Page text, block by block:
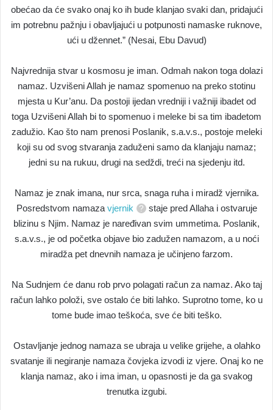
obećao da će svako onaj ko ih bude klanjao svaki dan, pridajući
im potrebnu pažnju i obavljajući u potpunosti namaske ruknove,
ući u džennet.” (Nesai, Ebu Davud)
Najvrednija stvar u kosmosu je iman. Odmah nakon toga dolazi
namaz. Uzvišeni Allah je namaz spomenuo na preko stotinu
mjesta u Kur’anu. Da postoji ijedan vredniji i važniji ibadet od
toga Uzvišeni Allah bi to spomenuo i meleke bi sa tim ibadetom
zadužio. Kao što nam prenosi Poslanik, s.a.v.s., postoje meleki
koji su od svog stvaranja zaduženi samo da klanjaju namaz;
jedni su na rukuu, drugi na sedždi, treći na sjedenju itd.
Namaz je znak imana, nur srca, snaga ruha i miradž vjernika.
Posredstvom namaza vjernik
staje pred Allaha i ostvaruje
blizinu s Njim. Namaz je naređivan svim ummetima. Poslanik,
s.a.v.s., je od početka objave bio zadužen namazom, a u noći
miradža pet dnevnih namaza je učinjeno farzom.
Na Sudnjem će danu rob prvo polagati račun za namaz. Ako taj
račun lahko položi, sve ostalo će biti lahko. Suprotno tome, ko u
tome bude imao teškoća, sve će biti teško.
Ostavljanje jednog namaza se ubraja u velike grijehe, a olahko
svatanje ili negiranje namaza čovjeka izvodi iz vjere. Onaj ko ne
klanja namaz, ako i ima iman, u opasnosti je da ga svakog
trenutka izgubi.